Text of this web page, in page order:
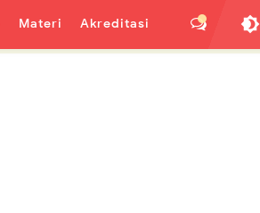
Materi Akreditasi